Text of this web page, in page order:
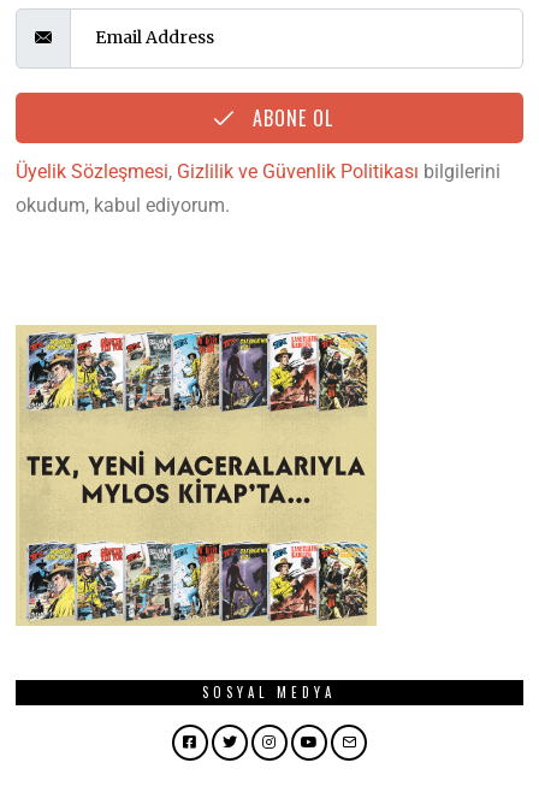
ABONE OL
Üyelik Sözleşmesi, Gizlilik ve Güvenlik Politikası bilgilerini
okudum, kabul ediyorum.
SOSYAL MEDYA
Facebook
TwitterInstagram
YouTubeEmail